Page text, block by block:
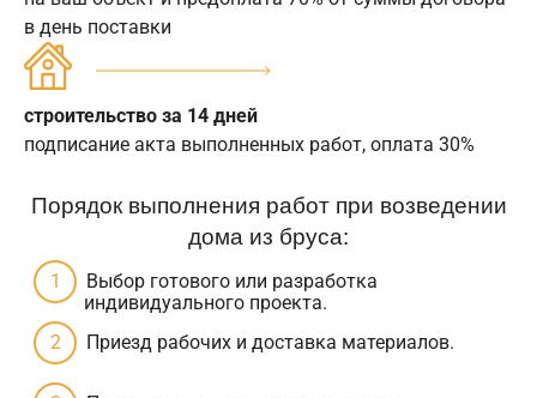
в день поставки
строительство за 14 дней
подписание акта выполненных работ, оплата 30%
Порядок выполнения работ при возведении
дома из бруса:
Выбор готового или разработка
индивидуального проекта.
Приезд рабочих и доставка материалов.